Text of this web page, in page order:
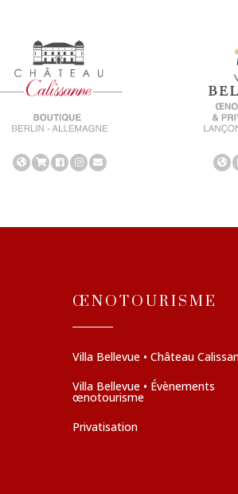
ŒNOTOURISME
Villa Bellevue • Château
Villa Bellevue • Évènements
œnotourisme
Privatisation